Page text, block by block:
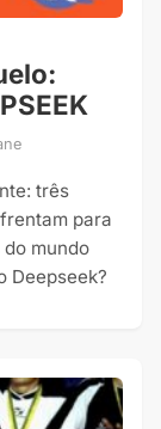
três
para
mundo
Deepseek?